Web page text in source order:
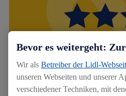
Bevor es weitergeht:
Wir als Betreiber der Lidl-
unseren Webseiten und unserer
verschiedener Techniken, mit